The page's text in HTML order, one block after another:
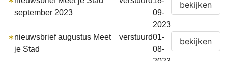
september 2023
09-
2023
∗nieuwsbrief augustus Meet
je Stad
verstuurd01-
08-